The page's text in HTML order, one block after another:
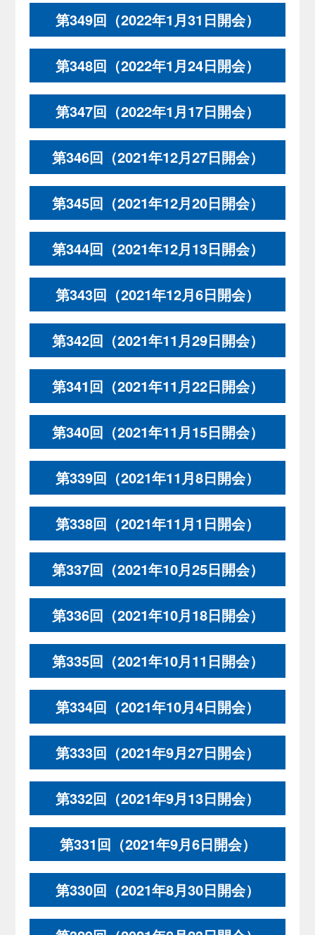
第349回（2022年1月31日開会）
第348回（2022年1月24日開会）
第347回（2022年1月17日開会）
第346回（2021年12月27日開会）
第345回（2021年12月20日開会）
第344回（2021年12月13日開会）
第343回（2021年12月6日開会）
第342回（2021年11月29日開会）
第341回（2021年11月22日開会）
第340回（2021年11月15日開会）
第339回（2021年11月8日開会）
第338回（2021年11月1日開会）
第337回（2021年10月25日開会）
第336回（2021年10月18日開会）
第335回（2021年10月11日開会）
第334回（2021年10月4日開会）
第333回（2021年9月27日開会）
第332回（2021年9月13日開会）
第331回（2021年9月6日開会）
第330回（2021年8月30日開会）